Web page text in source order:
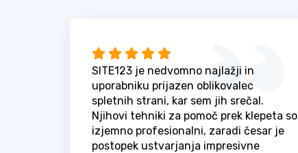
SITE123 je nedvomno najlažji in
uporabniku prijazen oblikovalec
spletnih strani, kar sem jih srečal.
Njihovi tehniki za pomoč prek klepeta so
izjemno profesionalni, zaradi česar je
postopek ustvarjanja impresivne